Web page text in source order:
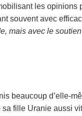
les
souvent avec
mais avec le
beaucoup d’elle-
fille Uranie aussi